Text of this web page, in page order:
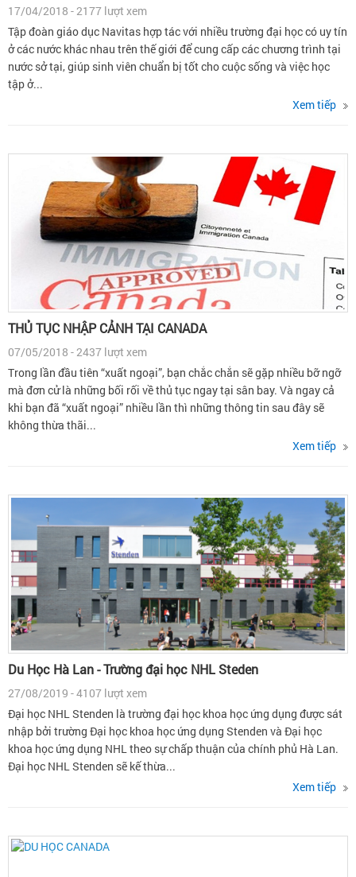
17/04/2018 - 2177 lượt xem
Tập đoàn giáo dục Navitas hợp tác với nhiều trường đại học có uy tín
ở các nước khác nhau trên thế giới để cung cấp các chương trình tại
nước sở tại, giúp sinh viên chuẩn bị tốt cho cuộc sống và việc học
tập ở...
Xem tiếp
THỦ TỤC NHẬP CẢNH TẠI CANADA
07/05/2018 - 2437 lượt xem
Trong lần đầu tiên “xuất ngoại”, bạn chắc chắn sẽ gặp nhiều bỡ ngỡ
mà đơn cử là những bối rối về thủ tục ngay tại sân bay. Và ngay cả
khi bạn đã “xuất ngoại” nhiều lần thì những thông tin sau đây sẽ
không thừa thãi...
Xem tiếp
Du Học Hà Lan - Trường đại học NHL Steden
27/08/2019 - 4107 lượt xem
Đại học NHL Stenden là trường đại học khoa học ứng dụng được sát
nhập bởi trường Đại học khoa học ứng dụng Stenden và Đại học
khoa học ứng dụng NHL theo sự chấp thuận của chính phủ Hà Lan.
Đại học NHL Stenden sẽ kế thừa...
Xem tiếp